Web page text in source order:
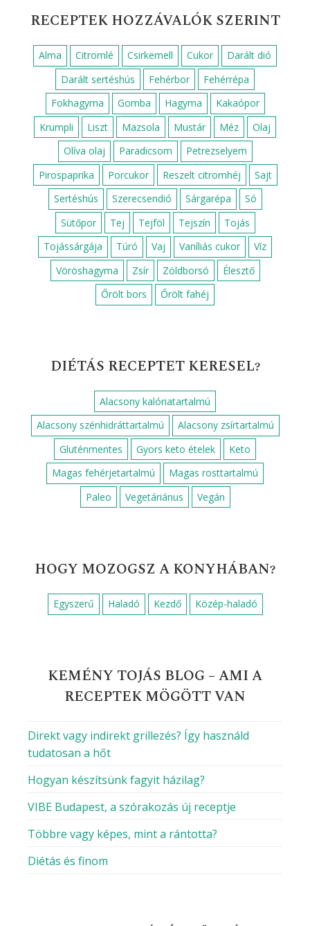
RECEPTEK HOZZÁVALÓK SZERINT
Alma Citromlé Csirkemell Cukor
Darált dió
Darált sertéshús
Fehérbor
Fehérrépa
Fokhagyma
Gomba Hagyma
Kakaópor
Krumpli
Liszt Mazsola Mustár Méz
Olaj
Olíva olaj
Paradicsom
Petrezselyem
Pirospaprika
Porcukor Reszelt citromhéj
Sajt
Sertéshús
Szerecsendió Sárgarépa
Só
Sütőpor
Tej Tejföl Tejszín
Tojás
Tojássárgája
Túró Vaj Vaníliás cukor
Víz
Vöröshagyma
Zsír Zöldborsó
Élesztő
Őrölt bors
Őrölt fahéj
DIÉTÁS RECEPTET KERESEL?
Alacsony kalóriatartalmú
Alacsony szénhidráttartalmú
Alacsony zsírtartalmú
Gluténmentes
Gyors keto ételek
Keto
Magas fehérjetartalmú
Magas rosttartalmú
Paleo
Vegetáriánus Vegán
HOGY MOZOGSZ A KONYHÁBAN?
Egyszerű Haladó Kezdő Közép-haladó
KEMÉNY TOJÁS BLOG – AMI A
RECEPTEK MÖGÖTT VAN
Direkt vagy indirekt grillezés? Így használd
tudatosan a hőt
Hogyan készítsünk fagyit házilag?
VIBE Budapest, a szórakozás új receptje
Többre vagy képes, mint a rántotta?
Diétás és finom